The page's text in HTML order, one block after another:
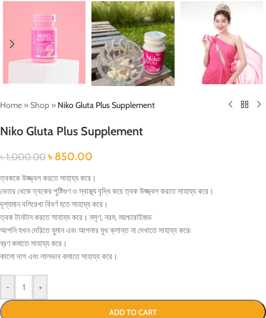
Home »Shop » Niko Gluta Plus Supplement
Niko Gluta Plus Supplement
৳1,000.00 ৳850.00
ত্বককে উজ্জ্বল করতে সাহায্য করে।
ভেতর থেকে ত্বকের পুষ্টিগুণ ও স্বাস্থ্য বৃদ্ধি করে ত্বক উজ্জ্বল করতে সাহায্য করে।
দৃশ্যমান বলিরেখা বিবর্ণ হতে সাহায্য করে।
ত্বক টানটান করতে সাহায্য করে। মসৃণ, নরম, ময়শ্চারাইজড
আপনি যখন দেরিতে ঘুমান এবং আপনার মুখ ক্লান্ত না দেখাতে সাহায্য করে৷
ব্রণ কমাতে সাহায্য করে।
কালো দাগ এবং লালভাব কমাতে সাহায্য করে।
- +
ADD TO CART